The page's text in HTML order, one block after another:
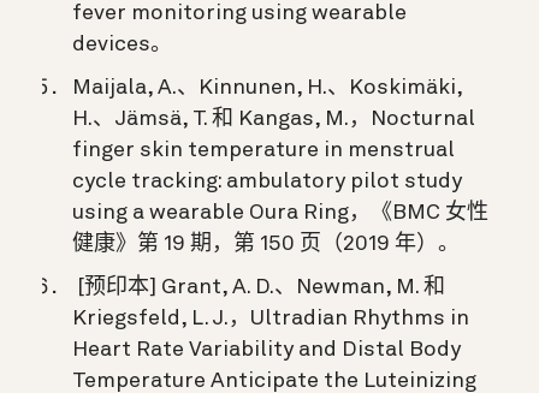
fever monitoring using wearable
devices。
Maijala, A.、Kinnunen, H.、Koskimäki,
H.、Jämsä, T. 和 Kangas, M.，Nocturnal
finger skin temperature in menstrual
cycle tracking: ambulatory pilot study
using a wearable Oura Ring，《BMC 女性
健康》第 19 期，第 150 页（2019 年）。
[预印本] Grant, A. D.、Newman, M. 和
Kriegsfeld, L. J.，Ultradian Rhythms in
Heart Rate Variability and Distal Body
Temperature Anticipate the Luteinizing